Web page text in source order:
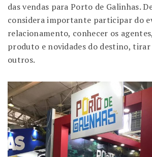
das vendas para Porto de Galinhas.
considera importante participar do
relacionamento, conhecer os
produto e novidades do destino,
outros.